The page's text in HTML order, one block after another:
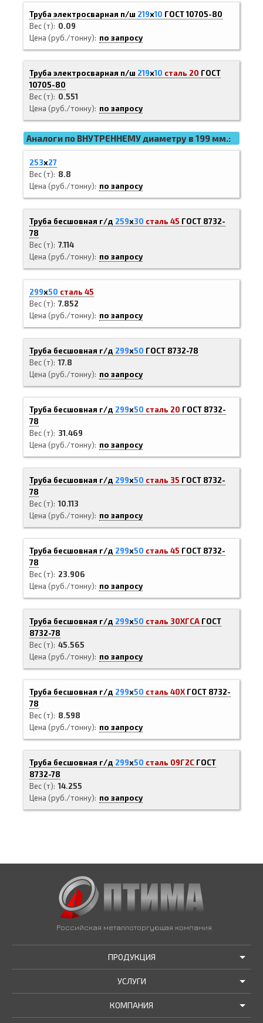
Труба электросварная п/ш 219х10 ГОСТ 10705-80
Вес (т)
0.09
Цена (руб./тонну)
по запросу
Труба электросварная п/ш 219х10 сталь 20 ГОСТ
10705-80
Вес (т)
0.551
Цена (руб./тонну)
по запросу
Аналоги по ВНУТРЕННЕМУ диаметру в 199 мм.:
253х27
Вес (т)
8.8
Цена (руб./тонну)
по запросу
Труба бесшовная г/д 259х30 сталь 45 ГОСТ 8732-
78
Вес (т) 7.114
Цена (руб./тонну)
по запросу
299х50 сталь 45
Вес (т) 7.852
Цена (руб./тонну)
по запросу
Труба бесшовная г/д 299х50 ГОСТ 8732-78
Вес (т) 17.8
Цена (руб./тонну)
по запросу
Труба бесшовная г/д 299х50 сталь 20 ГОСТ 8732-
78
Вес (т)
31.469
Цена (руб./тонну)
по запросу
Труба бесшовная г/д 299х50 сталь 35 ГОСТ 8732-
78
Вес (т) 10.113
Цена (руб./тонну)
по запросу
Труба бесшовная г/д 299х50 сталь 45 ГОСТ 8732-
78
Вес (т)
23.906
Цена (руб./тонну)
по запросу
Труба бесшовная г/д 299х50 сталь 30ХГСА ГОСТ
8732-78
Вес (т) 45.565
Цена (руб./тонну)
по запросу
Труба бесшовная г/д 299х50 сталь 40Х ГОСТ 8732-
78
Вес (т)
8.598
Цена (руб./тонну)
по запросу
Труба бесшовная г/д 299х50 сталь 09Г2С ГОСТ
8732-78
Вес (т) 14.255
Цена (руб./тонну)
по запросу
Российская металлоторгующая компания
ПРОДУКЦИЯ
АКЦИИ И РАСПРОДАЖИ
ТРУБЫ В НАЛИЧИИ
УСЛУГИ
ДОСТАВКА
КОМПАНИЯ